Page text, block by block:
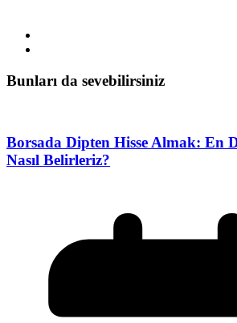
Bunları da sevebilirsiniz
Borsada Dipten Hisse Almak: En
Nasıl Belirleriz?